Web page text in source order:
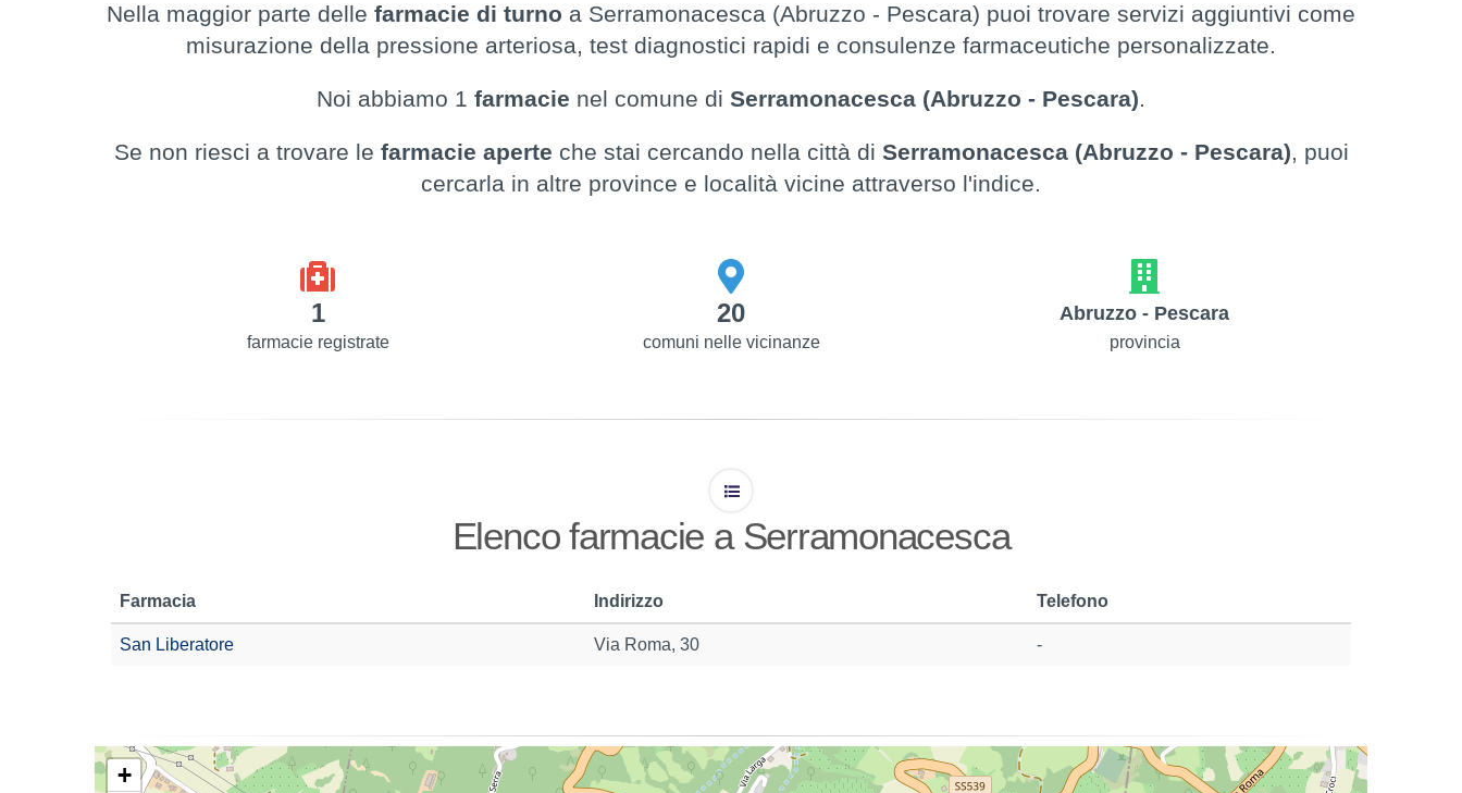
Nella maggior parte delle farmacie di turno a Serramonacesca (Abruzzo - Pescara) puoi trovare servizi aggiuntivi come
misurazione della pressione arteriosa, test diagnostici rapidi e consulenze farmaceutiche personalizzate.
Noi abbiamo 1 farmacie nel comune di Serramonacesca (Abruzzo - Pescara).
Se non riesci a trovare le farmacie aperte che stai cercando nella città di Serramonacesca (Abruzzo - Pescara), puoi
cercarla in altre province e località vicine attraverso l'indice.
1
farmacie registrate
20
comuni nelle vicinanze
Abruzzo - Pescara
provincia
Elenco farmacie a Serramonacesca
Farmacia Indirizzo Telefono
San Liberatore Via Roma, 30 -
+